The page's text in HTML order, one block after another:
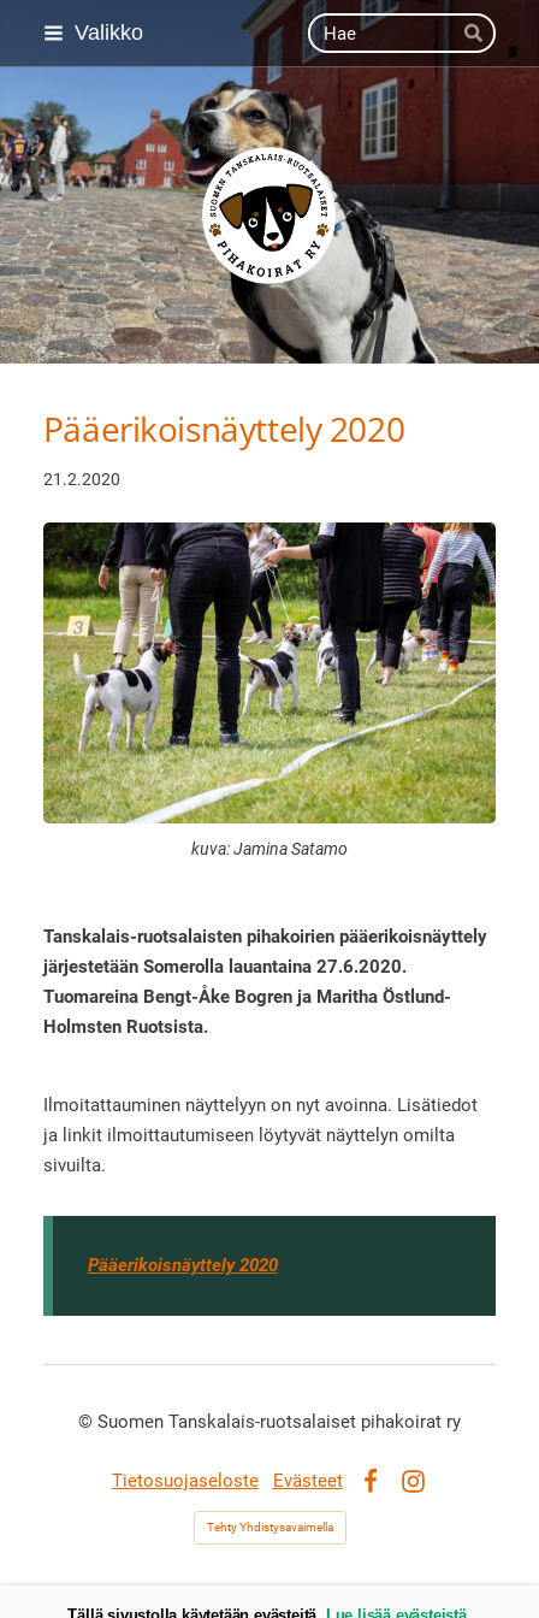
Siirry
Valikko Haku
Hae
Suomen Tanskalais-
Pääerikoisnäyttely 2020
21.2.2020
kuva: Jamina Satamo
Tanskalais-ruotsalaisten pihakoirien pääerikoisnäyttely
järjestetään Somerolla lauantaina 27.6.2020.
Tuomareina Bengt-Åke Bogren ja Maritha Östlund-
Holmsten Ruotsista.
Ilmoitattauminen näyttelyyn on nyt avoinna. Lisätiedot
ja linkit ilmoittautumiseen löytyvät näyttelyn omilta
sivuilta.
Pääerikoisnäyttely 2020
© Suomen Tanskalais-ruotsalaiset pihakoirat ry
Tietosuojaseloste
Evästeet
Tehty Yhdistysavaimella